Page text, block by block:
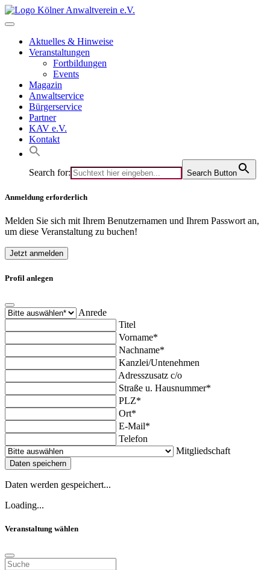
Skip
to
Aktuelles & Hinweise
Veranstaltungen
Fortbildungen
Events
Magazin
Anwaltservice
Bürgerservice
Partner
KAV e.V.
Kontakt
Search for: Search Button
Anmeldung erforderlich
Melden Sie sich mit Ihrem Benutzernamen und Ihrem Passwort an,
um diese Veranstaltung zu buchen!
Jetzt anmelden
Profil anlegen
Anrede
Titel
Vorname*
Nachname*
Kanzlei/Untenehmen
Adresszusatz c/o
Straße u. Hausnummer*
PLZ*
Ort*
E-Mail*
Telefon
Mitgliedschaft
Daten speichern
Daten werden gespeichert...
Loading...
Veranstaltung wählen